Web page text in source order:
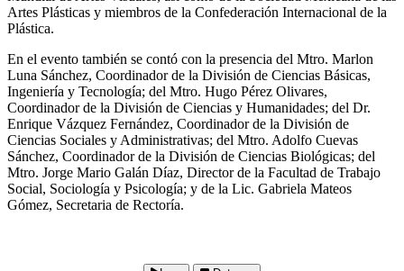
Artes Plásticas y miembros de la Confederación Internacional de la
Plástica.
En el evento también se contó con la presencia del Mtro. Marlon
Luna Sánchez, Coordinador de la División de Ciencias Básicas,
Ingeniería y Tecnología; del Mtro. Hugo Pérez Olivares,
Coordinador de la División de Ciencias y Humanidades; del Dr.
Enrique Vázquez Fernández, Coordinador de la División de
Ciencias Sociales y Administrativas; del Mtro. Adolfo Cuevas
Sánchez, Coordinador de la División de Ciencias Biológicas; del
Mtro. Jorge Mario Galán Díaz, Director de la Facultad de Trabajo
Social, Sociología y Psicología; y de la Lic. Gabriela Mateos
Gómez, Secretaria de Rectoría.